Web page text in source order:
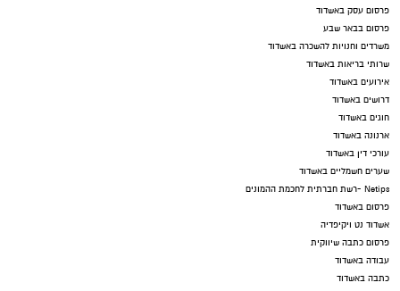
פרסום עסק באשדוד
פרסום בבאר שבע
משרדים וחנויות להשכרה באשדוד
שרותי בריאות באשדוד
אירועים באשדוד
דרושים באשדוד
חוגים באשדוד
ארנונה באשדוד
עורכי דין באשדוד
שערים חשמליים באשדוד
Netips -רשת חברתית לחכמת ההמונים
פרסום באשדוד
אשדוד נט ויקיפדיה
פרסום כתבה שיווקית
עבודה באשדוד
כתבה באשדוד